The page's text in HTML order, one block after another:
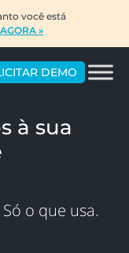
você está
»
DEMO
à sua
o que usa.